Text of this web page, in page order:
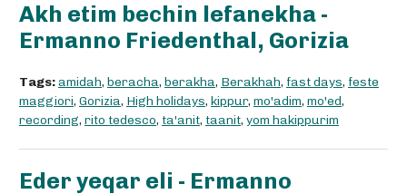
Akh etim bechin lefanekha -
Ermanno Friedenthal, Gorizia
Tags:amidah, beracha, berakha, Berakhah, fast days, feste
maggiori, Gorizia, High holidays, kippur, mo'adim, mo'ed,
recording, rito tedesco, ta'anit, taanit, yom hakippurim
Eder yeqar eli - Ermanno